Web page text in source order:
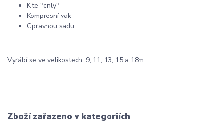
Kite "only"
Kompresní vak
Opravnou sadu
Vyrábí se ve velikostech: 9; 11; 13; 15 a 18m.
Zboží zařazeno v kategoriích